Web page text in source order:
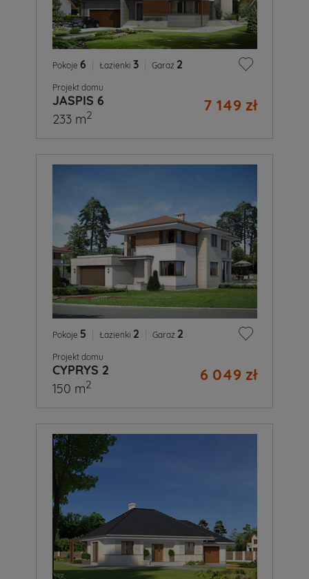
Pokoje 6 Łazienki 3 Garaż 2
Projekt domu
JASPIS 6 7 149 zł
233 m2
Pokoje 5 Łazienki 2 Garaż 2
Projekt domu
CYPRYS 2 6 049 zł
150 m2